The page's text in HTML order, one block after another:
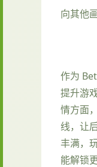
向其他
作为
提升游
情方面
线，让
丰满，
能解锁